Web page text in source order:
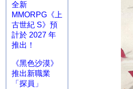
全新
MMORPG《上
古世紀 S》預
計於 2027 年
推出！
《黑色沙漠》
推出新職業
「探員」